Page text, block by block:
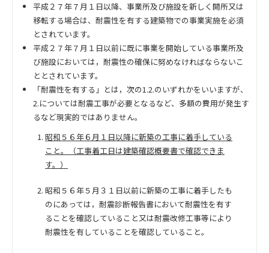
平成２７年７月１日以降、事業所及び施設を新しく開所又は
移転する場合は、耐震性を有する建築物での事業実施を必須
とされています。
平成２７年７月１日以前に既に事業を開始している事業所及
び施設においては，耐震性の確保に努めなければならないこ
ととされています。
「耐震性を有する」とは，次の1.2.のいずれかをいいますが、
2.については耐震工事が必要となるなど、多額の費用が発生す
るなど現実的ではありません。
昭和５６年６月１日以降に新築の工事に着手している
こと。（工事着工日は建築確認概要書で確認できま
す。）
昭和５６年５月３１日以前に新築の工事に着手したも
のにあっては，耐震診断報告書において耐震性を有す
ることを確認していること又は耐震改修工事等により
耐震性を有していることを確認していること。